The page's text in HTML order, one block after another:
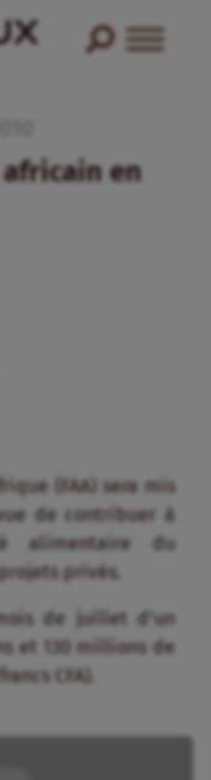
en
(FAA) sera mis
de contribuer à
alimentaire du
privés.
de juillet d’un
et 130 millions de
CFA).